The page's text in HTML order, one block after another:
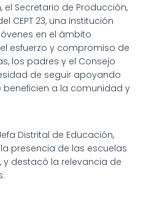
el Secretario de Producción,
CEPT 23, una institución
en el ámbito
esfuerzo y compromiso de
los padres y el Consejo
de seguir apoyando
a la comunidad y
Distrital de Educación,
presencia de las escuelas
y destacó la relevancia de